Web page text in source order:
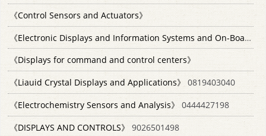
《Control Sensors and Actuators》
《Electronic Displays and Information Systems and On-Board Electronics》
《Displays for command and control centers》
《Liauid Crystal Displays and Applications》
0819403040
《Electrochemistry Sensors and Analysis》
0444427198
《DISPLAYS AND CONTROLS》
9026501498